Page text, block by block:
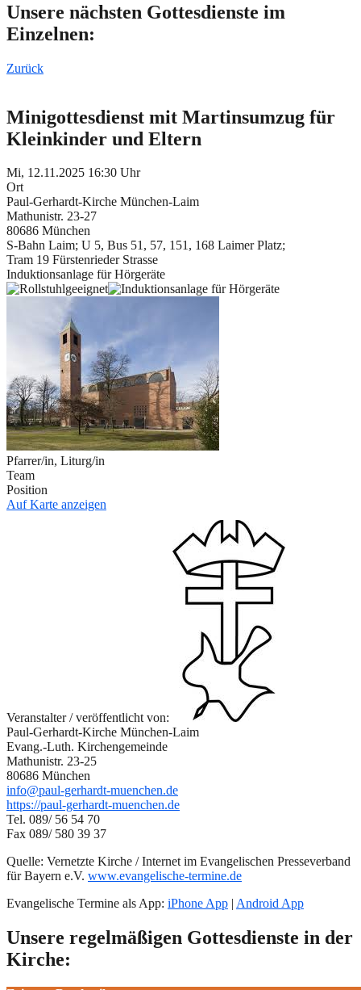
Unsere nächsten Gottesdienste im
Einzelnen:
Zurück
Minigottesdienst mit Martinsumzug für
Kleinkinder und Eltern
Mi, 12.11.2025 16:30 Uhr
Ort
Paul-Gerhardt-Kirche München-Laim
Mathunistr. 23-27
80686 München
S-Bahn Laim; U 5, Bus 51, 57, 151, 168 Laimer Platz;
Tram 19 Fürstenrieder Strasse
Induktionsanlage für Hörgeräte
Pfarrer/in, Liturg/in
Team
Position
Auf Karte anzeigen
Veranstalter / veröffentlicht von:
Paul-Gerhardt-Kirche München-Laim
Evang.-Luth. Kirchengemeinde
Mathunistr. 23-25
80686 München
info@paul-gerhardt-muenchen.de
https://paul-gerhardt-muenchen.de
Tel. 089/ 56 54 70
Fax 089/ 580 39 37
Quelle: Vernetzte Kirche / Internet im Evangelischen Presseverband
für Bayern e.V. www.evangelische-termine.de
Evangelische Termine als App: iPhone App | Android App
Unsere regelmäßigen Gottesdienste in der
Kirche: